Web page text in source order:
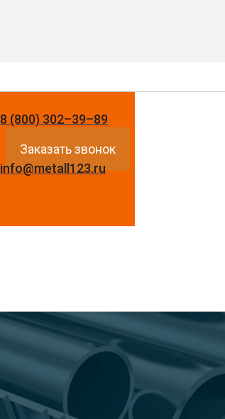
8 (800) 302–39–89
Заказать звонок
info@metall123.ru